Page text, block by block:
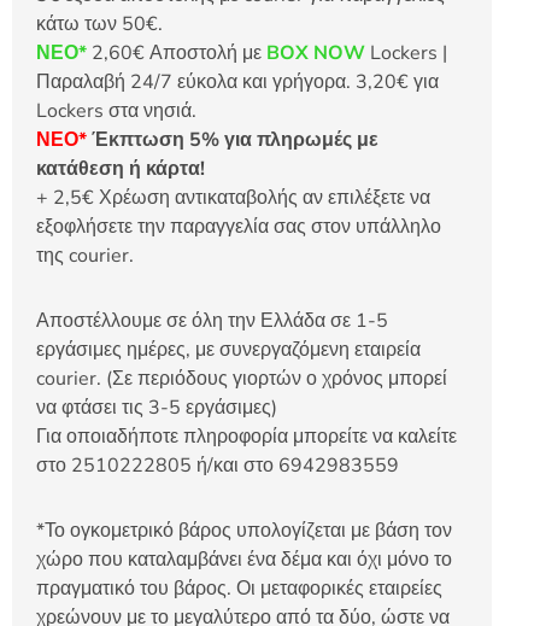
κάτω των 50€.
ΝΕΟ* 2,60€ Αποστολή με BOX NOW Lockers |
Παραλαβή 24/7 εύκολα και γρήγορα. 3,20€ για
Lockers στα νησιά.
ΝΕΟ*Έκπτωση 5% για πληρωμές με
κατάθεση ή κάρτα!
+ 2,5€ Χρέωση αντικαταβολής αν επιλέξετε να
εξοφλήσετε την παραγγελία σας στον υπάλληλο
της courier.
Αποστέλλουμε σε όλη την Ελλάδα σε 1-5
εργάσιμες ημέρες, με συνεργαζόμενη εταιρεία
courier. (Σε περιόδους γιορτών ο χρόνος μπορεί
να φτάσει τις 3-5 εργάσιμες)
Για οποιαδήποτε πληροφορία μπορείτε να καλείτε
στο 2510222805 ή/και στο 6942983559
*Το ογκομετρικό βάρος υπολογίζεται με βάση τον
χώρο που καταλαμβάνει ένα δέμα και όχι μόνο το
πραγματικό του βάρος. Οι μεταφορικές εταιρείες
χρεώνουν με το μεγαλύτερο από τα δύο, ώστε να